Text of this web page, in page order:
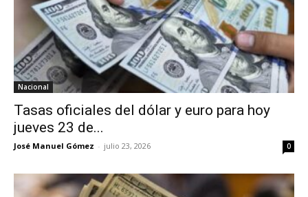
Nacional
Tasas oficiales del dólar y euro para hoy
jueves 23 de...
José Manuel Gómez - julio 23, 2026 0